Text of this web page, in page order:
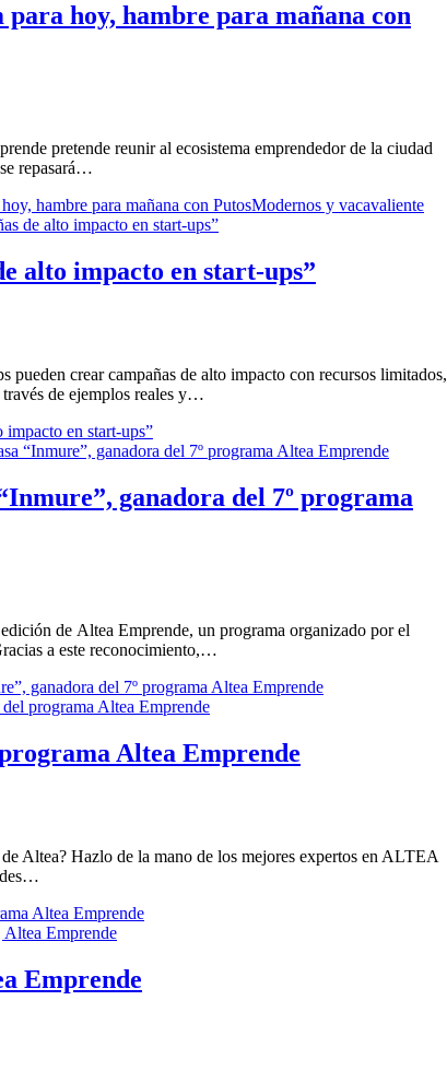
hoy, hambre para mañana con
pretende reunir al ecosistema emprendedor de la ciudad
repasará…
hambre para mañana con PutosModernos y vacavaliente
alto impacto en start-ups”
pueden crear campañas de alto impacto con recursos limitados,
de ejemplos reales y…
impacto en start-ups”
ganadora del 7º programa
de Altea Emprende, un programa organizado por el
a este reconocimiento,…
ganadora del 7º programa Altea Emprende
Altea Emprende
Altea? Hazlo de la mano de los mejores expertos en ALTEA
Altea Emprende
Emprende